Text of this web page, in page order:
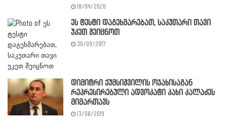
18/04/2020
ეს ტესტი დაგეხმარებათ, საკუთარი თავი
უკეთ შეიცნოთ
30/09/2017
დიმიტრი ქუმსიშვილის ოჯახისაგან
რეპრესირებული ადვოკატი კახი კალაძეს
მიმართავს
13/08/2019